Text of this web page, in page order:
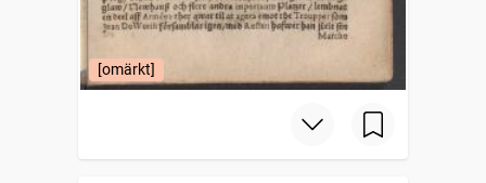
[omärkt]